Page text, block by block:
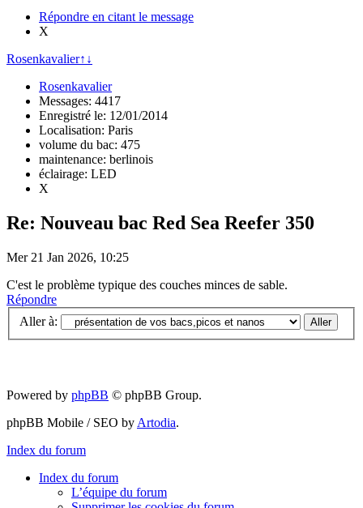
Répondre en citant le message
X
Rosenkavalier↑ ↓
Rosenkavalier
Messages: 4417
Enregistré le: 12/01/2014
Localisation: Paris
volume du bac: 475
maintenance: berlinois
éclairage: LED
X
Re: Nouveau bac Red Sea Reefer 350
Mer 21 Jan 2026, 10:25
C'est le problème typique des couches minces de sable.
Répondre
Aller à:
Powered by phpBB © phpBB Group.
phpBB Mobile / SEO by Artodia.
Index du forum
Index du forum
L’équipe du forum